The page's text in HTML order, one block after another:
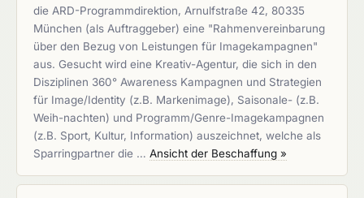
die ARD-Programmdirektion, Arnulfstraße 42, 80335
München (als Auftraggeber) eine "Rahmenvereinbarung
über den Bezug von Leistungen für Imagekampagnen"
aus. Gesucht wird eine Kreativ-Agentur, die sich in den
Disziplinen 360° Awareness Kampagnen und Strategien
für Image/Identity (z.B. Markenimage), Saisonale- (z.B.
Weih-nachten) und Programm/Genre-Imagekampagnen
(z.B. Sport, Kultur, Information) auszeichnet, welche als
Sparringpartner die … Ansicht der Beschaffung »